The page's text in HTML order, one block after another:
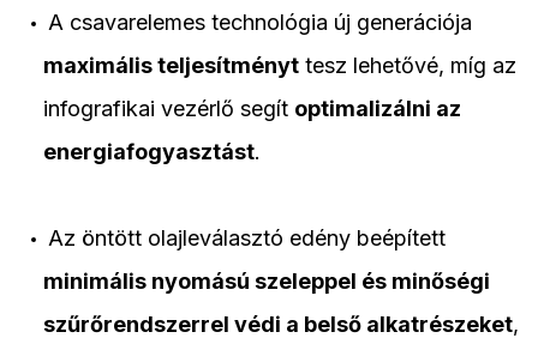
A csavarelemes technológia új generációja
maximális teljesítményt tesz lehetővé, míg az
infografikai vezérlő segít optimalizálni az
energiafogyasztást.
Az öntött olajleválasztó edény beépített
minimális nyomású szeleppel és minőségi
szűrőrendszerrel védi a belső alkatrészeket,